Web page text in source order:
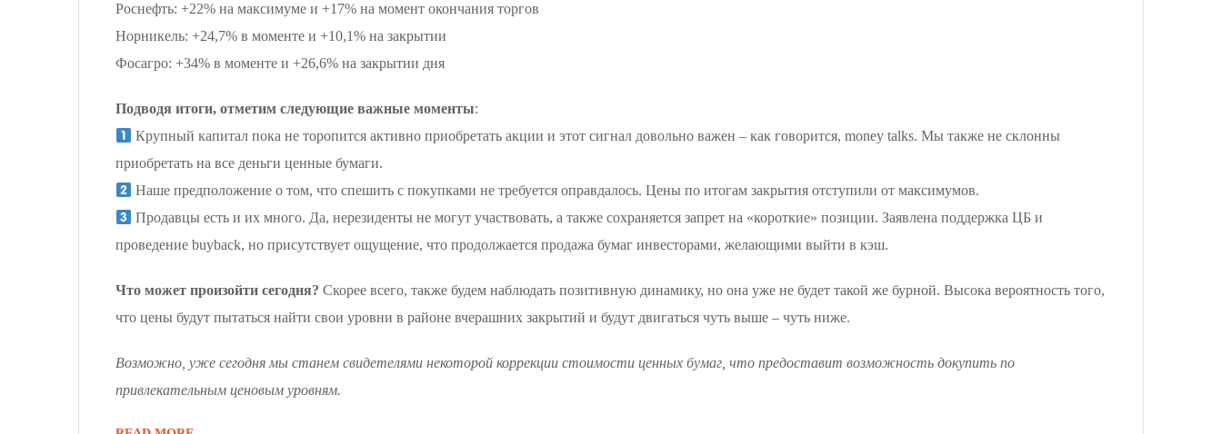
Роснефть: +22% на максимуме и +17% на момент окончания торгов
Норникель: +24,7% в моменте и +10,1% на закрытии
Фосагро: +34% в моменте и +26,6% на закрытии дня
Подводя итоги, отметим следующие важные моменты:
Крупный капитал пока не торопится активно приобретать акции и этот сигнал довольно важен – как говорится, money talks. Мы также не склонны
приобретать на все деньги ценные бумаги.
Наше предположение о том, что спешить с покупками не требуется оправдалось. Цены по итогам закрытия отступили от максимумов.
Продавцы есть и их много. Да, нерезиденты не могут участвовать, а также сохраняется запрет на «короткие» позиции. Заявлена поддержка ЦБ и
проведение buyback, но присутствует ощущение, что продолжается продажа бумаг инвесторами, желающими выйти в кэш.
Что может произойти сегодня? Скорее всего, также будем наблюдать позитивную динамику, но она уже не будет такой же бурной. Высока вероятность того,
что цены будут пытаться найти свои уровни в районе вчерашних закрытий и будут двигаться чуть выше – чуть ниже.
Возможно, уже сегодня мы станем свидетелями некоторой коррекции стоимости ценных бумаг, что предоставит возможность докупить по
привлекательным ценовым уровням.